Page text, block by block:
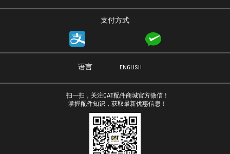
支付方式
语言 ENGLISH
扫一扫，关注CAT配件商城官方微信！
掌握配件知识，获取最新优惠信息！